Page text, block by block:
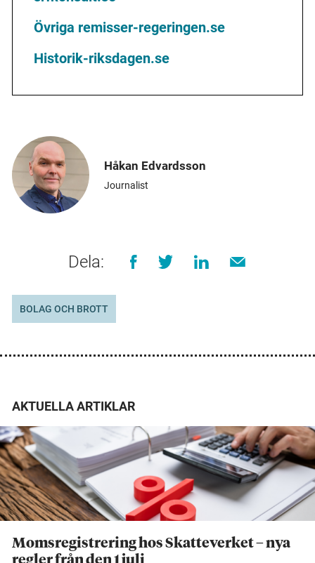
Övriga remisser-regeringen.se
Historik-riksdagen.se
Håkan Edvardsson
Journalist
Dela:
BOLAG OCH BROTT
AKTUELLA ARTIKLAR
Momsregistrering hos Skatteverket – nya
regler från den 1 juli